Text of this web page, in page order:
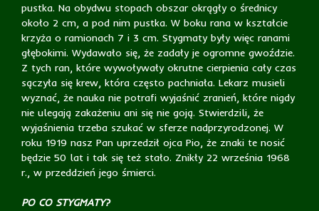
pustka. Na obydwu stopach obszar okrągły o średnicy
około 2 cm, a pod nim pustka. W boku rana w kształcie
krzyża o ramionach 7 i 3 cm. Stygmaty były więc ranami
głębokimi. Wydawało się, że zadały je ogromne gwoździe.
Z tych ran, które wywoływały okrutne cierpienia cały czas
sączyła się krew, która często pachniała. Lekarz musieli
wyznać, że nauka nie potrafi wyjaśnić zranień, które nigdy
nie ulegają zakażeniu ani się nie goją. Stwierdzili, że
wyjaśnienia trzeba szukać w sferze nadprzyrodzonej. W
roku 1919 nasz Pan uprzedził ojca Pio, że znaki te nosić
będzie 50 lat i tak się też stało. Znikły 22 września 1968
r., w przeddzień jego śmierci.
PO CO STYGMATY?